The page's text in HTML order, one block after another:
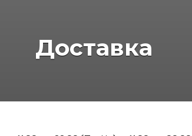
Доставка